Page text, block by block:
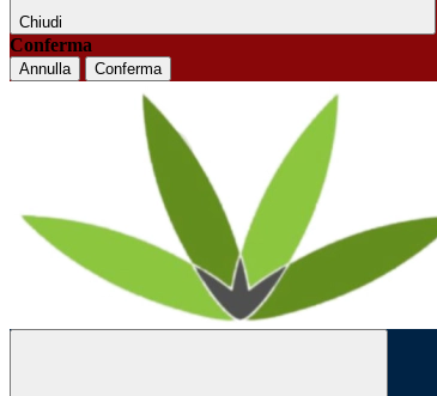
Chiudi
Conferma
Annulla Conferma